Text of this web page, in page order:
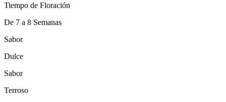
Tiempo de Floración
De 7 a 8 Semanas
Sabor
Dulce
Sabor
Terroso